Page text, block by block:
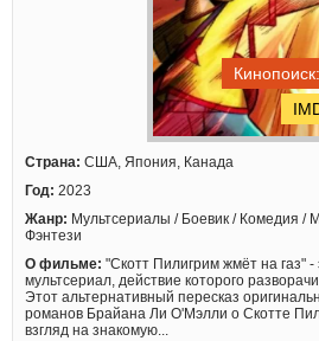
Страна: США, Япония, Канада
Год: 2023
Жанр: Мультсериалы / Боевик / Комедия /
Фэнтези
О фильме: "Скотт Пилигрим жмёт на газ"
мультсериал, действие которого
Этот альтернативный пересказ
романов Брайана Ли О'Мэлли о Скотте
взгляд на знакомую...